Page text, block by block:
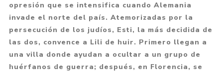
opresión que se intensifica cuando Alemania
invade el norte del país. Atemorizadas por la
persecución de los judíos, Esti, la más decidida de
las dos, convence a Lili de huir. Primero llegan a
una villa donde ayudan a ocultar a un grupo de
huérfanos de guerra; después, en Florencia, se